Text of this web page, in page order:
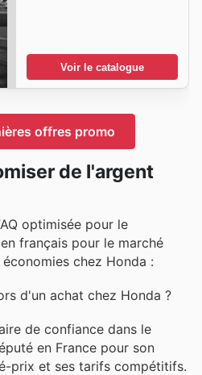
Voir le catalogue
offres promo
de l'argent
optimisée pour le
français pour le marché
chez Honda :
d'un achat chez Honda ?
de confiance dans le
en France pour son
prix et ses tarifs compétitifs.